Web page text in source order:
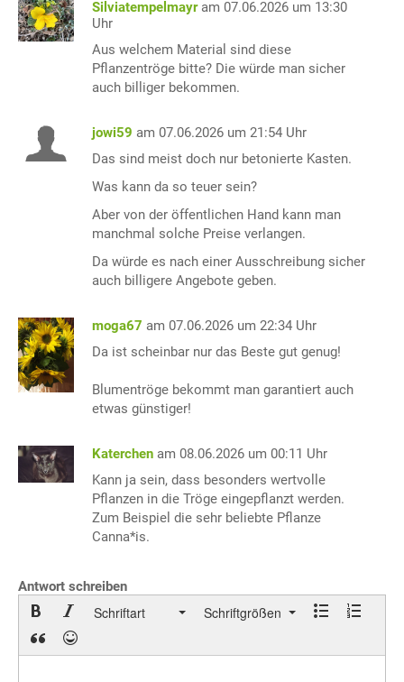
Silviatempelmayr am 07.06.2026 um 13:30
Uhr
Aus welchem Material sind diese
Pflanzentröge bitte? Die würde man sicher
auch billiger bekommen.
jowi59 am 07.06.2026 um 21:54 Uhr
Das sind meist doch nur betonierte Kasten.
Was kann da so teuer sein?
Aber von der öffentlichen Hand kann man
manchmal solche Preise verlangen.
Da würde es nach einer Ausschreibung sicher
auch billigere Angebote geben.
moga67 am 07.06.2026 um 22:34 Uhr
Da ist scheinbar nur das Beste gut genug!
Blumentröge bekommt man garantiert auch
etwas günstiger!
Katerchen am 08.06.2026 um 00:11 Uhr
Kann ja sein, dass besonders wertvolle
Pflanzen in die Tröge eingepflanzt werden.
Zum Beispiel die sehr beliebte Pflanze
Canna*is.
Antwort schreiben
Schriftart Schriftgrößen